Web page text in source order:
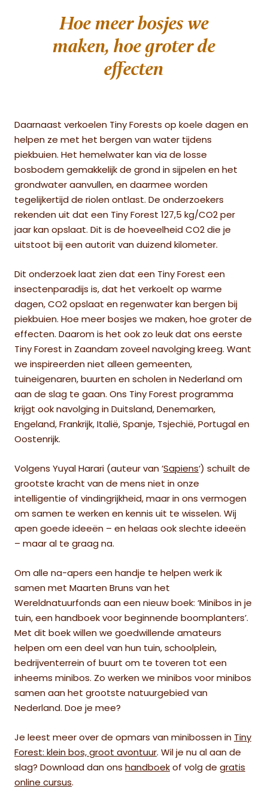
Hoe meer bosjes we
maken, hoe groter de
effecten
Daarnaast verkoelen Tiny Forests op koele dagen en
helpen ze met het bergen van water tijdens
piekbuien. Het hemelwater kan via de losse
bosbodem gemakkelijk de grond in sijpelen en het
grondwater aanvullen, en daarmee worden
tegelijkertijd de riolen ontlast. De onderzoekers
rekenden uit dat een Tiny Forest 127,5 kg/CO2 per
jaar kan opslaat. Dit is de hoeveelheid CO2 die je
uitstoot bij een autorit van duizend kilometer.
Dit onderzoek laat zien dat een Tiny Forest een
insectenparadijs is, dat het verkoelt op warme
dagen, CO2 opslaat en regenwater kan bergen bij
piekbuien. Hoe meer bosjes we maken, hoe groter de
effecten. Daarom is het ook zo leuk dat ons eerste
Tiny Forest in Zaandam zoveel navolging kreeg. Want
we inspireerden niet alleen gemeenten,
tuineigenaren, buurten en scholen in Nederland om
aan de slag te gaan. Ons Tiny Forest programma
krijgt ook navolging in Duitsland, Denemarken,
Engeland, Frankrijk, Italië, Spanje, Tsjechië, Portugal en
Oostenrijk.
Volgens Yuyal Harari (auteur van ‘Sapiens‘) schuilt de
grootste kracht van de mens niet in onze
intelligentie of vindingrijkheid, maar in ons vermogen
om samen te werken en kennis uit te wisselen. Wij
apen goede ideeën – en helaas ook slechte ideeën
– maar al te graag na.
Om alle na-apers een handje te helpen werk ik
samen met Maarten Bruns van het
Wereldnatuurfonds aan een nieuw boek: ‘Minibos in je
tuin, een handboek voor beginnende boomplanters’.
Met dit boek willen we goedwillende amateurs
helpen om een deel van hun tuin, schoolplein,
bedrijventerrein of buurt om te toveren tot een
inheems minibos. Zo werken we minibos voor minibos
samen aan het grootste natuurgebied van
Nederland. Doe je mee?
Je leest meer over de opmars van minibossen in Tiny
Forest: klein bos, groot avontuur. Wil je nu al aan de
slag? Download dan ons handboek of volg de gratis
online cursus.